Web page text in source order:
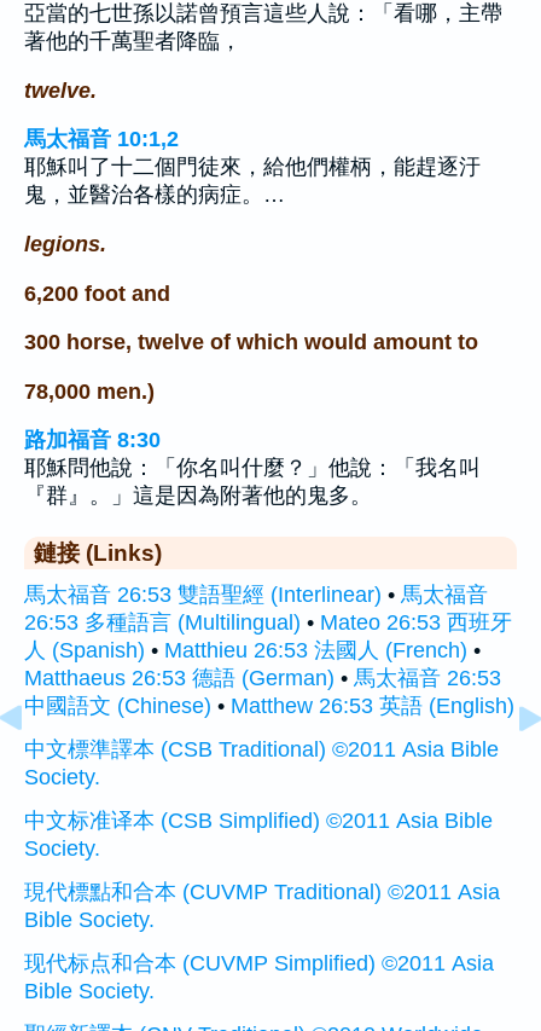
亞當的七世孫以諾曾預言這些人說：「看哪，主帶
著他的千萬聖者降臨，
twelve.
馬太福音 10:1,2
耶穌叫了十二個門徒來，給他們權柄，能趕逐汙
鬼，並醫治各樣的病症。…
legions.
6,200 foot and
300 horse, twelve of which would amount to
78,000 men.)
路加福音 8:30
耶穌問他說：「你名叫什麼？」他說：「我名叫
『群』。」這是因為附著他的鬼多。
鏈接 (Links)
馬太福音 26:53 雙語聖經 (Interlinear) • 馬太福音
26:53 多種語言 (Multilingual) • Mateo 26:53 西班牙
人 (Spanish) • Matthieu 26:53 法國人 (French) •
Matthaeus 26:53 德語 (German) • 馬太福音 26:53
中國語文 (Chinese) • Matthew 26:53 英語 (English)
中文標準譯本 (CSB Traditional) ©2011 Asia Bible
Society.
中文标准译本 (CSB Simplified) ©2011 Asia Bible
Society.
現代標點和合本 (CUVMP Traditional) ©2011 Asia
Bible Society.
现代标点和合本 (CUVMP Simplified) ©2011 Asia
Bible Society.